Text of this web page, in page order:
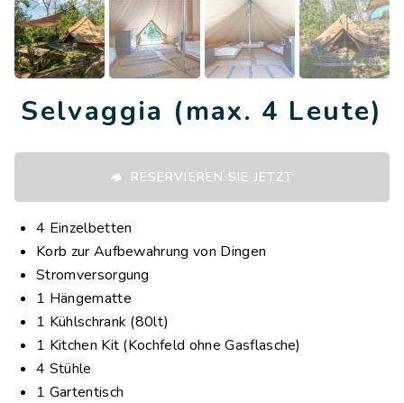
Selvaggia (max. 4 Leute)
RESERVIEREN SIE JETZT
4 Einzelbetten
Korb zur Aufbewahrung von Dingen
Stromversorgung
1 Hängematte
1 Kühlschrank (80lt)
1 Kitchen Kit (Kochfeld ohne Gasflasche)
4 Stühle
1 Gartentisch